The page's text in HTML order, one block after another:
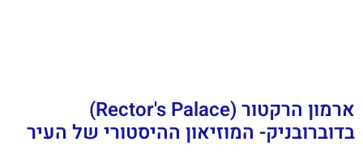
ארמון הרקטור (Rector's Palace)
בדוברובניק- המוזיאון ההיסטורי של העיר